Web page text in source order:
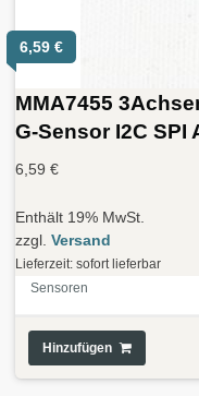
6,59 €
MMA7455
G-Sensor I2C
6,59 €
Enthält 19% MwSt.
zzgl. Versand
Lieferzeit: sofort lieferbar
Sensoren
Hinzufügen